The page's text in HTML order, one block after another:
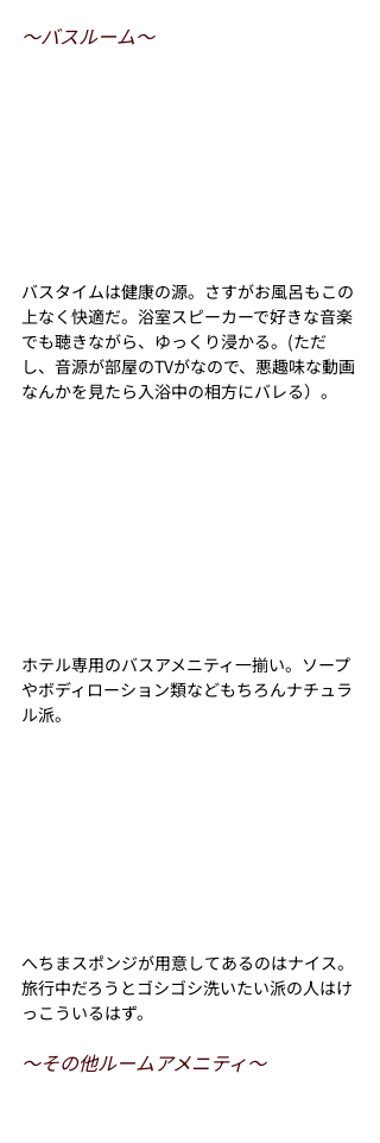
〜バスルーム〜
バスタイムは健康の源。さすがお風呂もこの
上なく快適だ。浴室スピーカーで好きな音楽
でも聴きながら、ゆっくり浸かる。(ただ
し、音源が部屋のTVがなので、悪趣味な動画
なんかを見たら入浴中の相方にバレる）。
ホテル専用のバスアメニティ一揃い。ソープ
やボディローション類などもちろんナチュラ
ル派。
へちまスポンジが用意してあるのはナイス。
旅行中だろうとゴシゴシ洗いたい派の人はけ
っこういるはず。
〜その他ルームアメニティ〜